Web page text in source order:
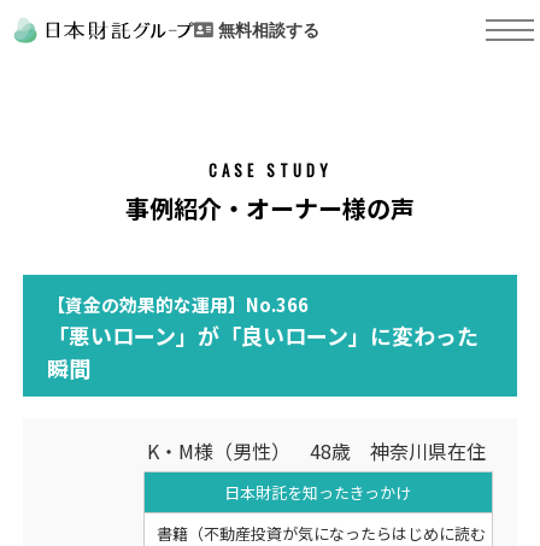
無料相談する
CASE STUDY
事例紹介・オーナー様の声
【資金の効果的な運用】No.366
「悪いローン」が「良いローン」に変わった
瞬間
K・M様（男性） 48歳 神奈川県在住
日本財託を知ったきっかけ
書籍（不動産投資が気になったらはじめに読む